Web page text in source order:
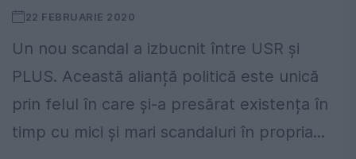
22 FEBRUARIE 2020
Un nou scandal a izbucnit între USR şi
PLUS. Această alianță politică este unică
prin felul în care și-a presărat existența în
timp cu mici și mari scandaluri în propria...